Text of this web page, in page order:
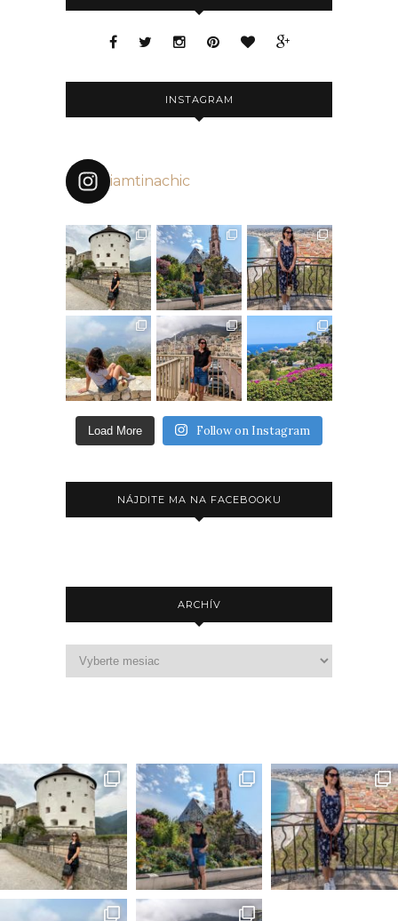
INSTAGRAM
iamtinachic
Load More Follow on Instagram
NÁJDITE MA NA FACEBOOKU
ARCHÍV